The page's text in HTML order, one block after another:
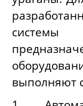
выполняют